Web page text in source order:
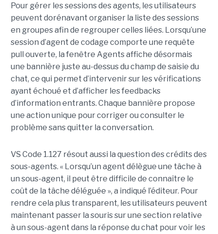
Pour gérer les sessions des agents, les utilisateurs
peuvent dorénavant organiser la liste des sessions
en groupes afin de regrouper celles liées. Lorsqu’une
session d’agent de codage comporte une requête
pull ouverte, la fenêtre Agents affiche désormais
une bannière juste au-dessus du champ de saisie du
chat, ce qui permet d’intervenir sur les vérifications
ayant échoué et d’afficher les feedbacks
d’information entrants. Chaque bannière propose
une action unique pour corriger ou consulter le
problème sans quitter la conversation.
VS Code 1.127 résout aussi la question des crédits des
sous-agents. « Lorsqu’un agent délègue une tâche à
un sous-agent, il peut être difficile de connaître le
coût de la tâche déléguée », a indiqué l’éditeur. Pour
rendre cela plus transparent, les utilisateurs peuvent
maintenant passer la souris sur une section relative
à un sous-agent dans la réponse du chat pour voir les